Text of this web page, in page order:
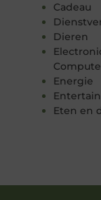
Cadeau
Dieren
Energie
Eten en